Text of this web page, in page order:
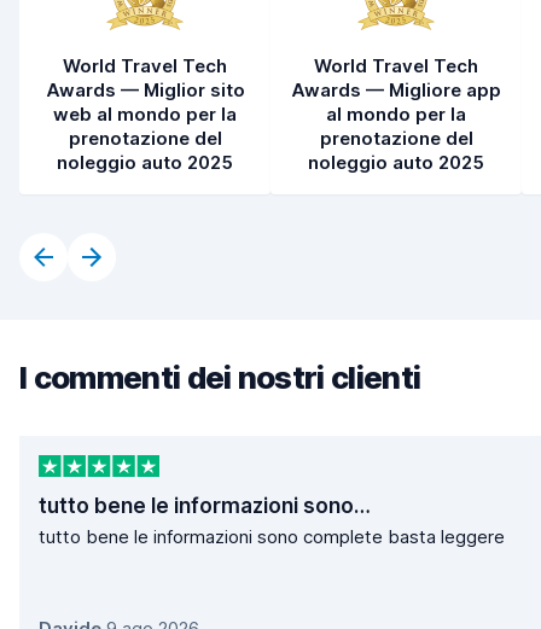
World Travel Tech
Awards — Miglior sito
web al mondo per la
prenotazione del
noleggio auto 2025
World Travel Tech
Awards — Migliore app
al mondo per la
prenotazione del
noleggio auto 2025
I commenti dei nostri clienti
tutto bene le informazioni sono…
tutto bene le informazioni sono complete basta leggere